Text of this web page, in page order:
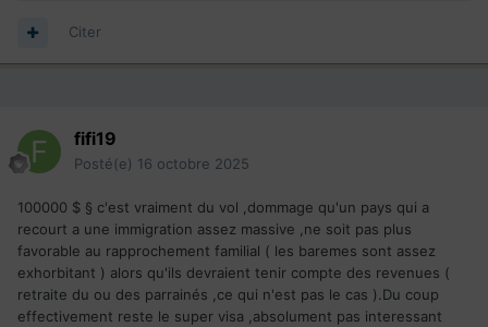
Citer
fifi19
Posté(e) 16 octobre 2025
100000 $ § c'est vraiment du vol ,dommage qu'un pays qui a
recourt a une immigration assez massive ,ne soit pas plus
favorable au rapprochement familial ( les baremes sont assez
exhorbitant ) alors qu'ils devraient tenir compte des revenues (
retraite du ou des parrainés ,ce qui n'est pas le cas ).Du coup
effectivement reste le super visa ,absolument pas interessant